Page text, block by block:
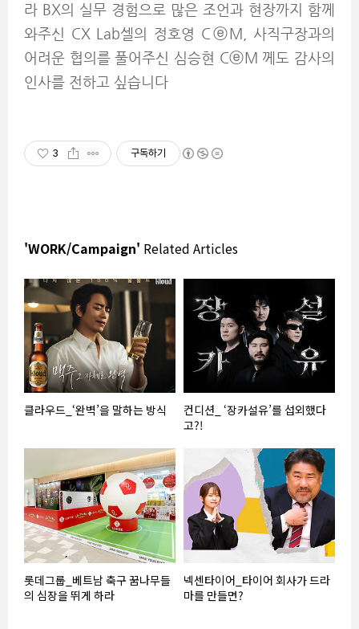
라 BX의 실무 경험으로 많은 조언과 현장까지 함께
와주신 CX Lab셀의 정호영 CⓔM, 사직구장과의
어려운 협의를 풀어주신 심승현 CⓔM 께도 감사의
인사를 전하고 싶습니다
3 구독하기
'WORK/Campaign' Related Articles
클라우드_‘완벽’을 말하는 방식
컨디션_ ‘장카설유’를 섭외했다
고?!
롯데그룹_베트남 축구 꿈나무들
의 심장을 뛰게 하라
넥센타이어_타이어 회사가 드라
마를 만들면?